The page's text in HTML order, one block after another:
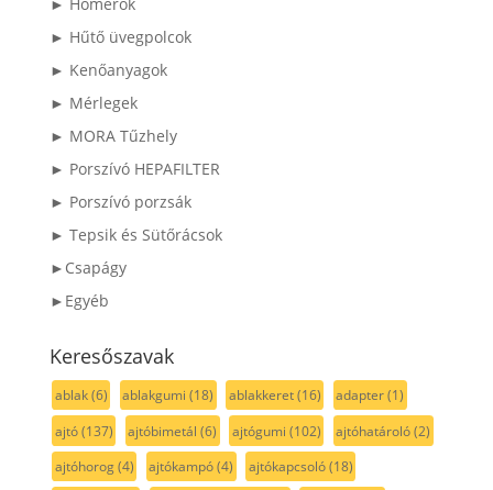
► Hűtő üvegpolcok
► Kenőanyagok
► Mérlegek
► MORA Tűzhely
► Porszívó HEPAFILTER
► Porszívó porzsák
► Tepsik és Sütőrácsok
►Csapágy
►Egyéb
Keresőszavak
ablak(6) ablakgumi (18) ablakkeret(16) adapter(1)
ajtó(137) ajtóbimetál (6) ajtógumi (102) ajtóhatároló(2)
ajtóhorog(4) ajtókampó(4) ajtókapcsoló(18)